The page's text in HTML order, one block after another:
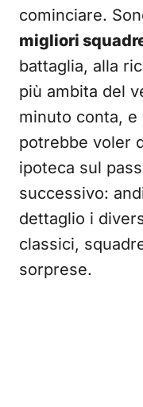
cominciare.
migliori
battaglia, alla
più ambita del
minuto conta, e
potrebbe voler
ipoteca sul
successivo:
dettaglio i
classici,
sorprese.